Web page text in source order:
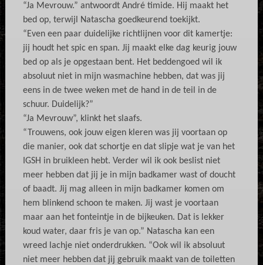
“Ja Mevrouw.” antwoordt André timide. Hij maakt het
bed op, terwijl Natascha goedkeurend toekijkt.
“Even een paar duidelijke richtlijnen voor dit kamertje:
jij houdt het spic en span. Jij maakt elke dag keurig jouw
bed op als je opgestaan bent. Het beddengoed wil ik
absoluut niet in mijn wasmachine hebben, dat was jij
eens in de twee weken met de hand in de teil in de
schuur. Duidelijk?”
“Ja Mevrouw”, klinkt het slaafs.
“Trouwens, ook jouw eigen kleren was jij voortaan op
die manier, ook dat schortje en dat slipje wat je van het
IGSH in bruikleen hebt. Verder wil ik ook beslist niet
meer hebben dat jij je in mijn badkamer wast of doucht
of baadt. Jij mag alleen in mijn badkamer komen om
hem blinkend schoon te maken. Jij wast je voortaan
maar aan het fonteintje in de bijkeuken. Dat is lekker
koud water, daar fris je van op.” Natascha kan een
wreed lachje niet onderdrukken. “Ook wil ik absoluut
niet meer hebben dat jij gebruik maakt van de toiletten